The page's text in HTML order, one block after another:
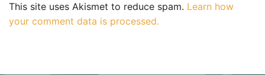
This site uses Akismet to reduce spam. Learn how
your comment data is processed.